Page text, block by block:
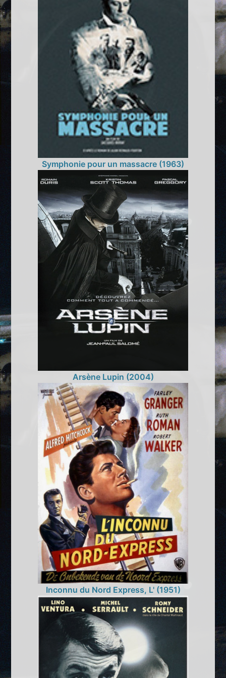
Symphonie pour un massacre (1963)
Arsène Lupin (2004)
Inconnu du Nord Express, L' (1951)